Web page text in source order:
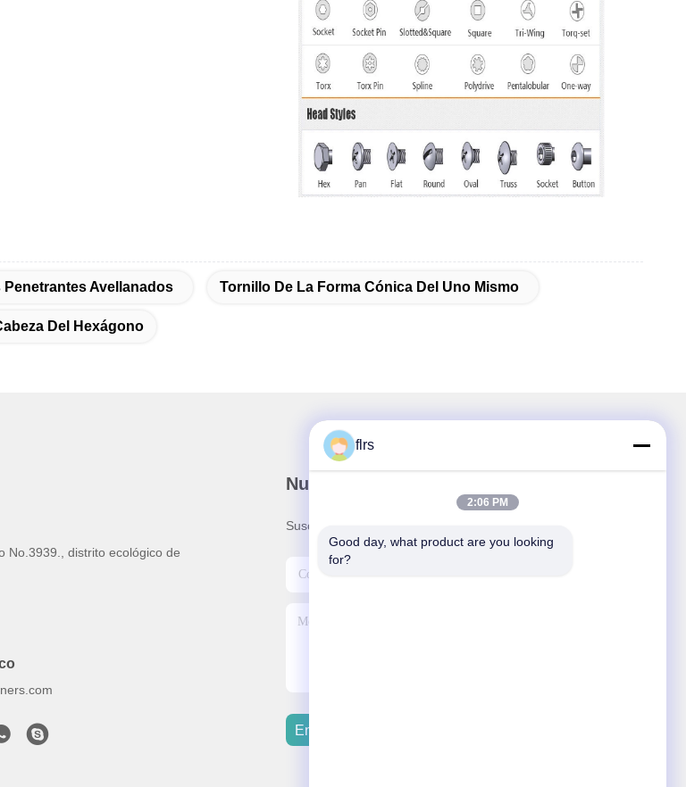
Penetrantes Avellanados Tornillo De La Forma Cónica Del Uno Mismo
Del Hexágono
No.3939., distrito ecológico de
Nuestro boletín
Suscríbete a nuestro boletín para obtener descuentos y más.
Enviar Correo Electrónico
flrs
2:06 PM
Good day, what product are you looking
for?